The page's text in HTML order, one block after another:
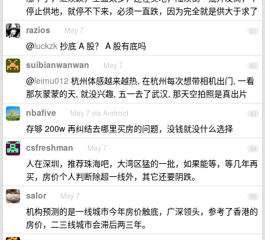
停止供地，就停不下来，必须一直跌，因为完全就是供大于求了
61
razios May 7
@luckzk 抄底 A 股？ A 股有底吗
62
suibianwanwan May 7
@leimu012 杭州体感越来越热, 在杭州每次想带相机出门, 一看
那灰蒙蒙的天, 就没兴趣, 五一去了武汉, 那天空拍照是真出片
63
nbafive May 7 via Android
存够 200w 再纠结去哪里买房的问题，没钱就没什么选择
64
csfreshman May 7
人在深圳，推荐珠海吧，大湾区猛的一批，如果能等，等几年再
买，房价个人判断除超一线外，其它还要阴跌。
65
salor May 7
机构预测的是一线城市今年房价触底，广深领头，参考了香港的
房价，二三线城市会滞后两三年。